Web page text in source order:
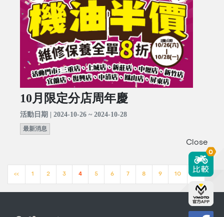
10月限定分店周年慶
活動日期 | 2024-10-26 ~ 2024-10-28
最新消息
<< 1 2 3 4 5 6 7 8 9 10 >>
Close
0